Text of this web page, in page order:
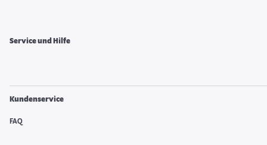
Service und Hilfe
Kundenservice
FAQ